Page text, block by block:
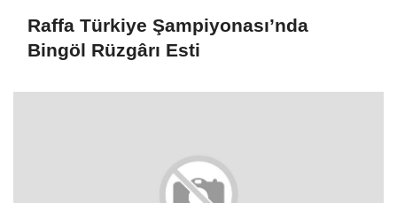
Raffa Türkiye Şampiyonası’nda
Bingöl Rüzgârı Esti